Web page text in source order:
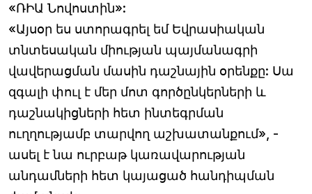
«ՌԻԱ Նովոստին»:
«Այսօր ես ստորագրել եմ Եվրասիական
տնտեսական միության պայմանագրի
վավերացման մասին դաշնային օրենքը: Սա
զգալի փուլ է մեր մոտ գործընկերների և
դաշնակիցների հետ ինտեգրման
ուղղությամբ տարվող աշխատանքում», -
ասել է նա ուրբաթ կառավարության
անդամների հետ կայացած հանդիպման